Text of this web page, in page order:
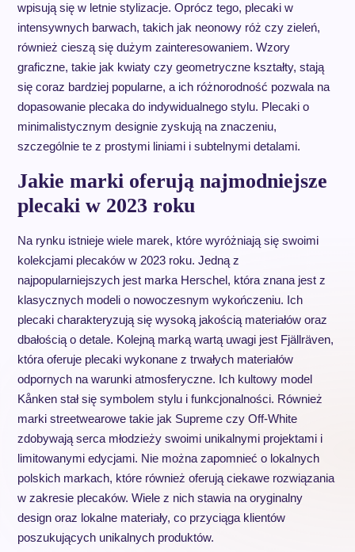
wpisują się w letnie stylizacje. Oprócz tego, plecaki w
intensywnych barwach, takich jak neonowy róż czy zieleń,
również cieszą się dużym zainteresowaniem. Wzory
graficzne, takie jak kwiaty czy geometryczne kształty, stają
się coraz bardziej popularne, a ich różnorodność pozwala na
dopasowanie plecaka do indywidualnego stylu. Plecaki o
minimalistycznym designie zyskują na znaczeniu,
szczególnie te z prostymi liniami i subtelnymi detalami.
Jakie marki oferują najmodniejsze
plecaki w 2023 roku
Na rynku istnieje wiele marek, które wyróżniają się swoimi
kolekcjami plecaków w 2023 roku. Jedną z
najpopularniejszych jest marka Herschel, która znana jest z
klasycznych modeli o nowoczesnym wykończeniu. Ich
plecaki charakteryzują się wysoką jakością materiałów oraz
dbałością o detale. Kolejną marką wartą uwagi jest Fjällräven,
która oferuje plecaki wykonane z trwałych materiałów
odpornych na warunki atmosferyczne. Ich kultowy model
Kånken stał się symbolem stylu i funkcjonalności. Również
marki streetwearowe takie jak Supreme czy Off-White
zdobywają serca młodzieży swoimi unikalnymi projektami i
limitowanymi edycjami. Nie można zapomnieć o lokalnych
polskich markach, które również oferują ciekawe rozwiązania
w zakresie plecaków. Wiele z nich stawia na oryginalny
design oraz lokalne materiały, co przyciąga klientów
poszukujących unikalnych produktów.